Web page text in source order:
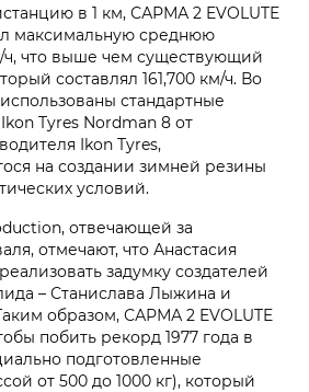
в 1 км, САРМА 2 EVOLUTE
максимальную среднюю
ч, что выше чем существующий
составлял 161,700 км/ч. Во
стандартные
Tyres Nordman 8 от
Ikon Tyres,
на создании зимней резины
условий.
отвечающей за
отмечают, что Анастасия
задумку создателей
– Станислава Лыжина и
образом, САРМА 2 EVOLUTE
побить рекорд 1977 года в
подготовленные
от 500 до 1000 кг), который